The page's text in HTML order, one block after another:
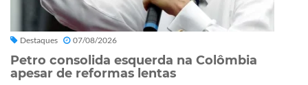
Destaques 07/08/2026
Petro consolida esquerda na Colômbia
apesar de reformas lentas